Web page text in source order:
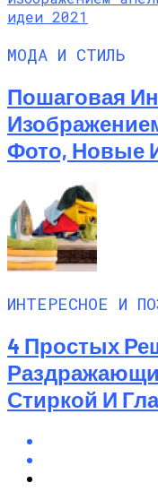
МОДА И СТИЛЬ
Пошаговая
Фото, Новые
ИНТЕРЕСНОЕ И
4 Простых
Стиркой И